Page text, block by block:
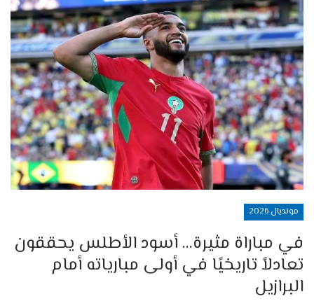
مونديال 2026
في مباراة مثيرة… أسود الأطلس يحققون
تعادلاً تاريخيًا في أولى مبارياته أمام
البرازيل